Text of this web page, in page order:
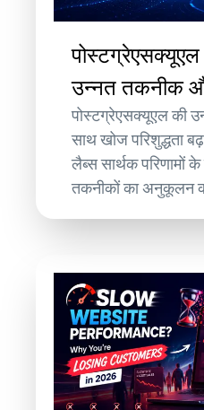
उन्नत तकनीक
पोस्टग्रेएसक्यूएल की
साथ खोज परिशुद्धता
लैब्स सार्थक परिणामों
तकनीकों का अनुकूलन